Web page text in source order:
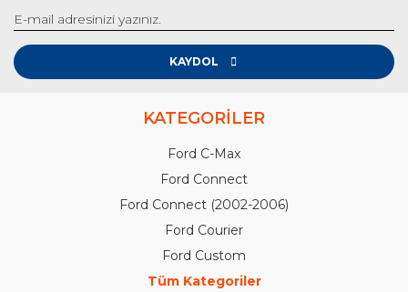
KAYDOL
KATEGORİLER
Ford C-Max
Ford Connect
Ford Connect (2002-2006)
Ford Courier
Ford Custom
Tüm Kategoriler